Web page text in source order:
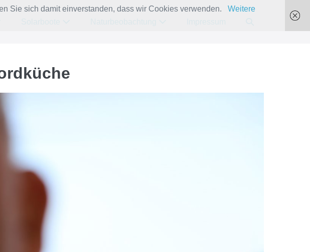
Sie sich damit einverstanden, dass wir Cookies verwenden.
Weitere